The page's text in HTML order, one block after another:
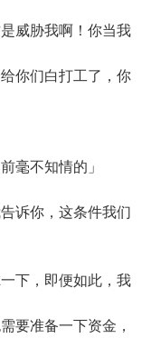
威胁我啊！你当我
你们白打工了，你
不知情的」
诉你，这条件我们
下，即便如此，我
要准备一下资金，